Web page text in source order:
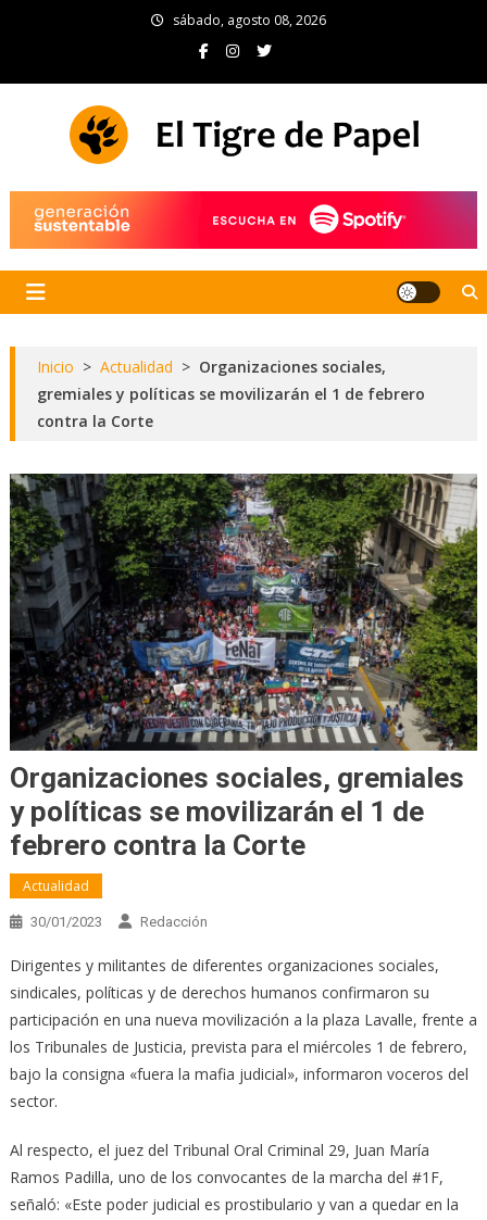
sábado, agosto 08, 2026
Inicio > Actualidad > Organizaciones sociales,
gremiales y políticas se movilizarán el 1 de febrero
contra la Corte
Organizaciones sociales, gremiales
y políticas se movilizarán el 1 de
febrero contra la Corte
Actualidad
30/01/2023 Redacción
Dirigentes y militantes de diferentes organizaciones sociales,
sindicales, políticas y de derechos humanos confirmaron su
participación en una nueva movilización a la plaza Lavalle, frente a
los Tribunales de Justicia, prevista para el miércoles 1 de febrero,
bajo la consigna «fuera la mafia judicial», informaron voceros del
sector.
Al respecto, el juez del Tribunal Oral Criminal 29, Juan María
Ramos Padilla, uno de los convocantes de la marcha del #1F,
señaló: «Este poder judicial es prostibulario y van a quedar en la